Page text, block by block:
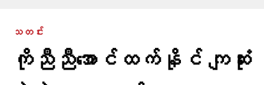
သတင်း
ကိုညီညီအောင်ထက်နိုင် ကျဆုံး